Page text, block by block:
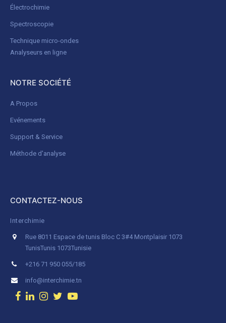
Électrochimie
Spectroscopie
Technique micro-ondes
Analyseurs en ligne
NOTRE SOCIÉTÉ
A Propos
Evénements
Support & Service
Méthode d'analyse
CONTACTEZ-NOUS
Interchimie
Rue 8011 Espace de tunis Bloc C 3#4 Montplaisir 1073
TunisTunis 1073Tunisie
+216 71 950 055/185
info@interchimie.tn